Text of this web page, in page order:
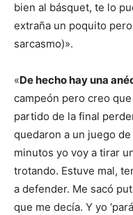
bien al básquet, te lo
extraña un poquito
sarcasmo)».
«De hecho hay una
campeón pero creo
partido de la final
quedaron a un juego
minutos yo voy a tirar
trotando. Estuve mal,
a defender. Me sacó
que me decía. Y yo